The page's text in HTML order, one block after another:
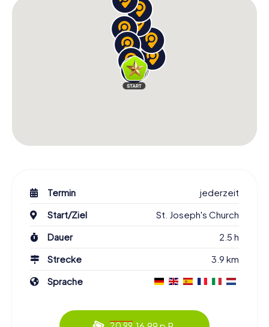
Termin
jederzeit
Start/Ziel
St. Joseph's Church
Dauer
2.5 h
Strecke
3.9 km
Sprache